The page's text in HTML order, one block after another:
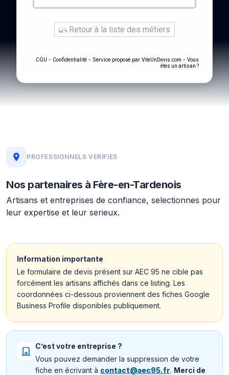
Retour à la liste des métiers
CGU - Confidentialité - Service proposé par ViteUnDevis.com - Vous
êtes un artisan ?
PROFESSIONNELS VERIFIES
Nos partenaires à Fère-en-Tardenois
Artisans et entreprises de confiance, selectionnes pour
leur expertise et leur serieux.
Information importante
Le formulaire de devis présent sur AEC 95 ne cible pas
forcément les artisans affichés dans ce listing. Les
coordonnées ci-dessous proviennent des fiches Google
Business Profile disponibles publiquement.
C’est votre entreprise ?
Vous pouvez demander la suppression de votre
fiche en écrivant à contact@aec95.fr. Merci de